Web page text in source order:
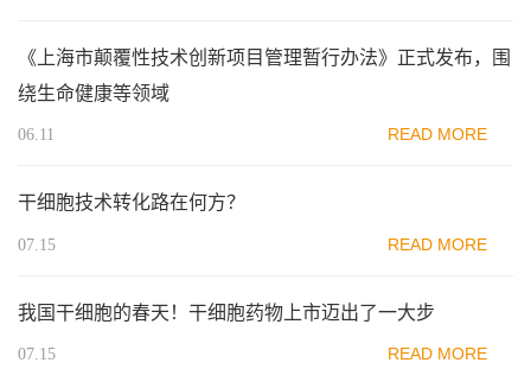
《上海市颠覆性技术创新项目管理暂行办法》正式发布，围
绕生命健康等领域
06.11 READ MORE
干细胞技术转化路在何方？
07.15 READ MORE
我国干细胞的春天！干细胞药物上市迈出了一大步
07.15 READ MORE